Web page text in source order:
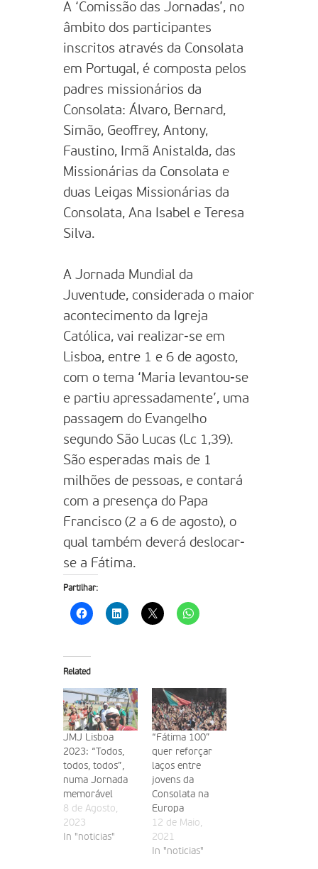
A ‘Comissão das Jornadas’, no
âmbito dos participantes
inscritos através da Consolata
em Portugal, é composta pelos
padres missionários da
Consolata: Álvaro, Bernard,
Simão, Geoffrey, Antony,
Faustino, Irmã Anistalda, das
Missionárias da Consolata e
duas Leigas Missionárias da
Consolata, Ana Isabel e Teresa
Silva.
A Jornada Mundial da
Juventude, considerada o maior
acontecimento da Igreja
Católica, vai realizar-se em
Lisboa, entre 1 e 6 de agosto,
com o tema ‘Maria levantou-se
e partiu apressadamente’, uma
passagem do Evangelho
segundo São Lucas (Lc 1,39).
São esperadas mais de 1
milhões de pessoas, e contará
com a presença do Papa
Francisco (2 a 6 de agosto), o
qual também deverá deslocar-
se a Fátima.
Partilhar:
Related
JMJ Lisboa
2023: “Todos,
todos, todos”,
numa Jornada
memorável
8 de Agosto,
2023
In "noticias"
“Fátima 100”
quer reforçar
laços entre
jovens da
Consolata na
Europa
12 de Maio,
2021
In "noticias"